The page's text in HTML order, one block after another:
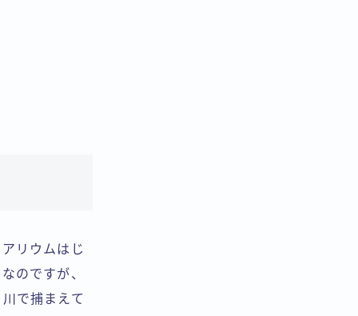
リウムはじ
のですが、
で捕まえて